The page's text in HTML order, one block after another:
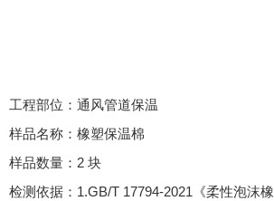
工程部位：通风管道保温
样品名称：橡塑保温棉
样品数量：2 块
检测依据：1.GB/T 17794-2021《柔性泡沫